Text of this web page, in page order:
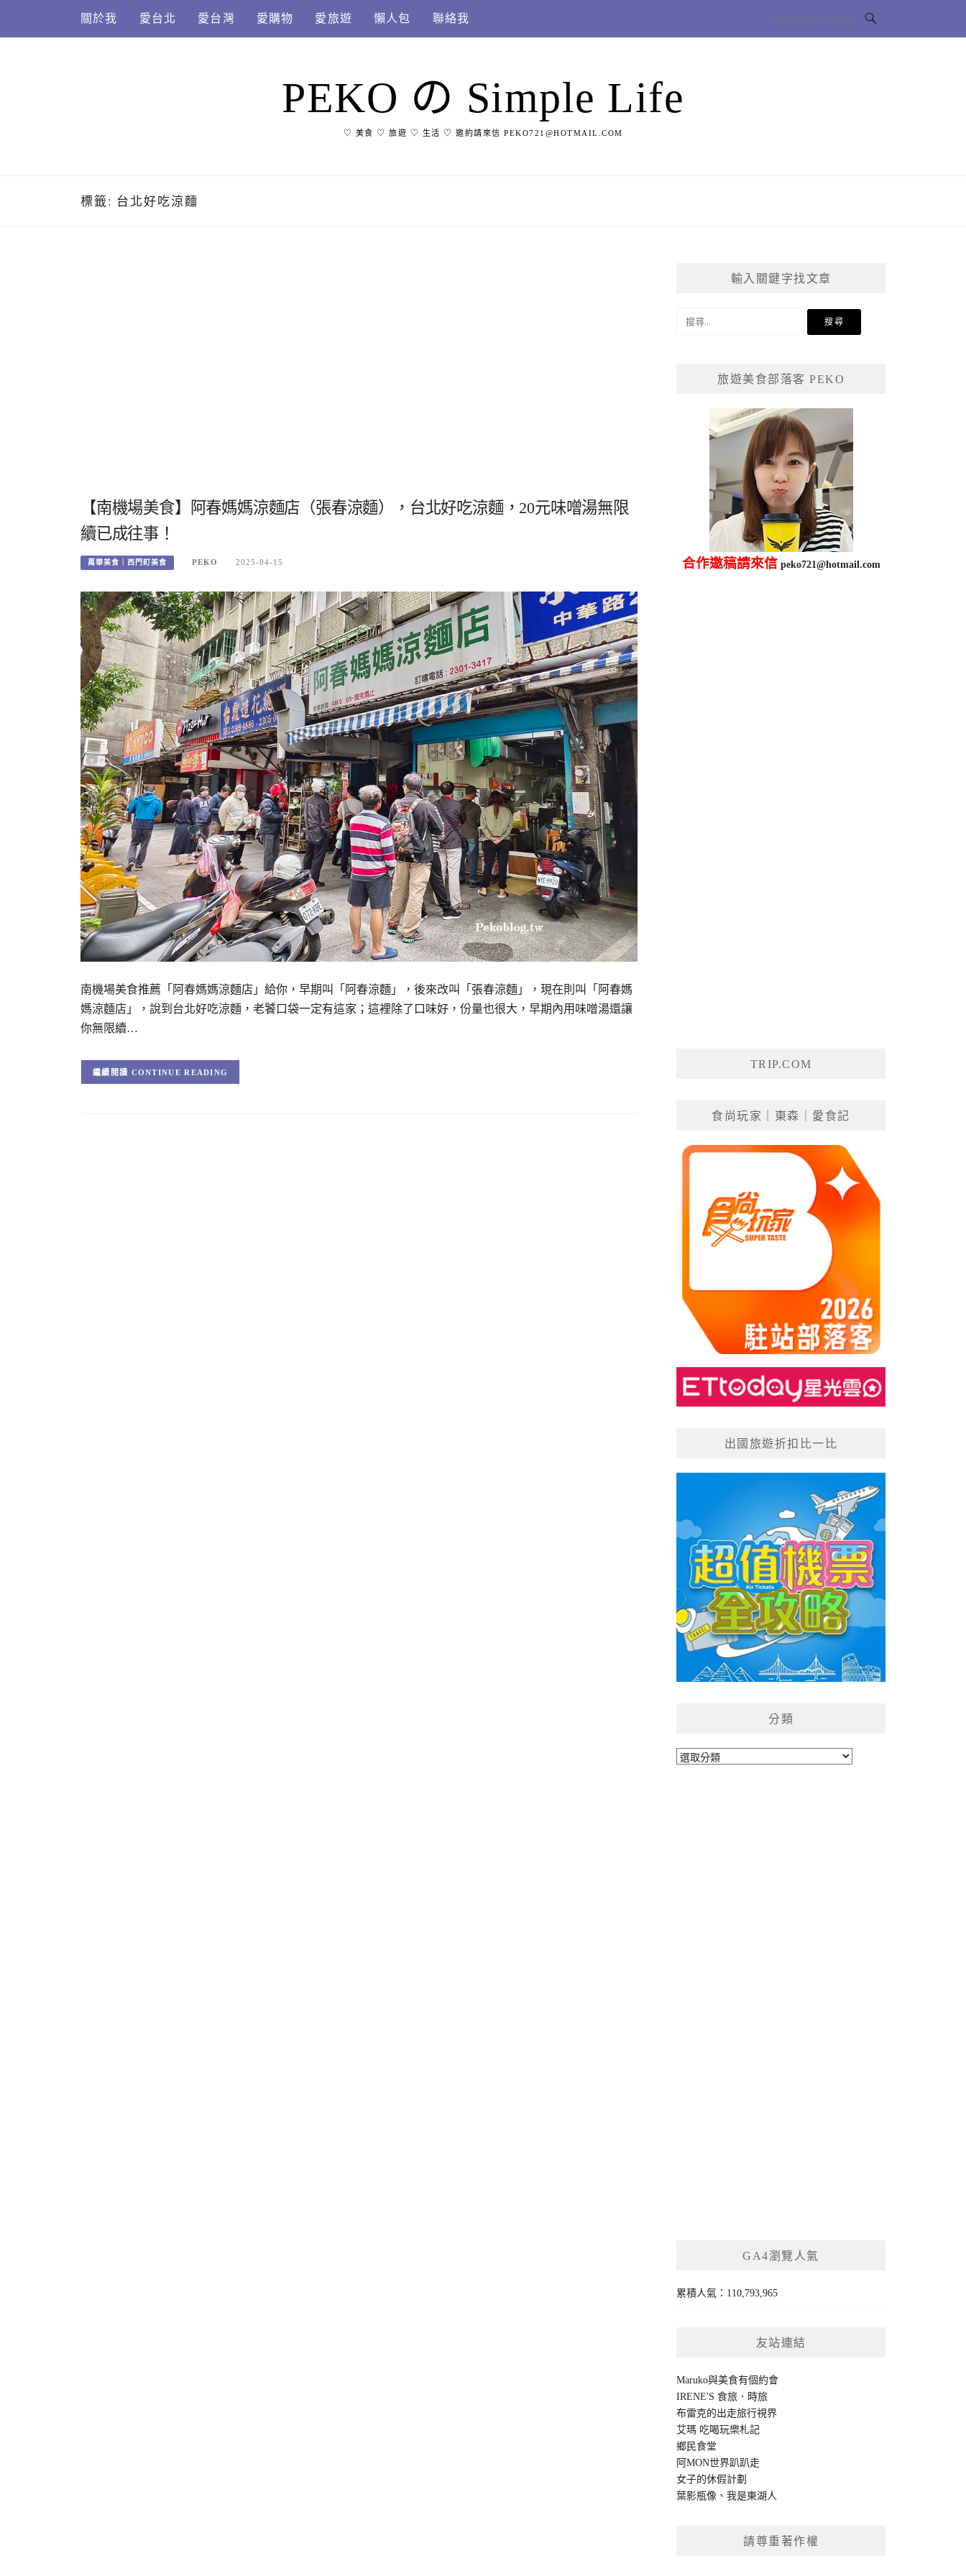
content
關於我 愛台北 愛台灣 愛購物 愛旅遊 懶人包 聯絡我
PEKO の Simple Life
♡ 美食 ♡ 旅遊 ♡ 生活 ♡ 邀約請來信 PEKO721@HOTMAIL.COM
標籤: 台北好吃涼麵
【南機場美食】阿春媽媽涼麵店（張春涼麵），台北好吃涼麵，20元味噌湯無限
續已成往事！
萬華美食｜西門町美食 PEKO 2025-04-15
南機場美食推薦「阿春媽媽涼麵店」給你，早期叫「阿春涼麵」，後來改叫「張春涼麵」，現在則叫「阿春媽
媽涼麵店」，說到台北好吃涼麵，老饕口袋一定有這家；這裡除了口味好，份量也很大，早期內用味噌湯還讓
你無限續…
CONTINUE READING
輸入關鍵字找文章
旅遊美食部落客 PEKO
合作邀稿請來信 peko721@hotmail.com
TRIP.COM
食尚玩家｜東森｜愛食記
出國旅遊折扣比一比
分類
分
GA4瀏覽人氣
累積人氣：110,793,965
友站連結
Maruko與美食有個約會
IRENE'S 食旅．時旅
布雷克的出走旅行視界
艾瑪 吃喝玩樂札記
鄉民食堂
阿MON世界趴趴走
女子的休假計劃
葉影瓶像 、我是東湖人
請尊重著作權